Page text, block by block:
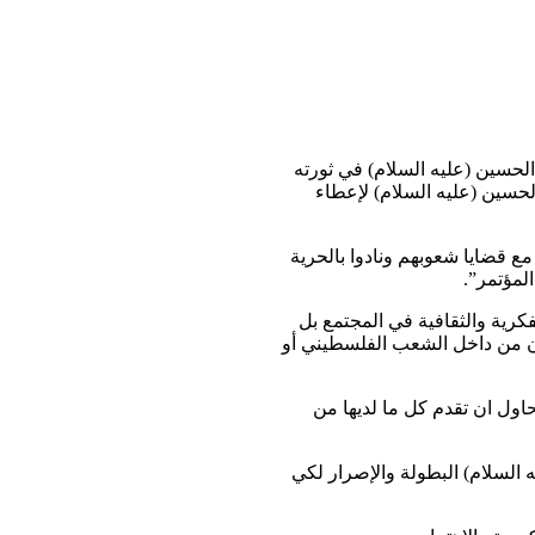
الحسين (عليه السلام) في ثورته
(عليه السلام) لإعطاء
شعوبهم ونادوا بالحرية
والثقافية في المجتمع بل
من داخل الشعب الفلسطيني أو
ان تقدم كل ما لديها من
البطولة والإصرار لكي